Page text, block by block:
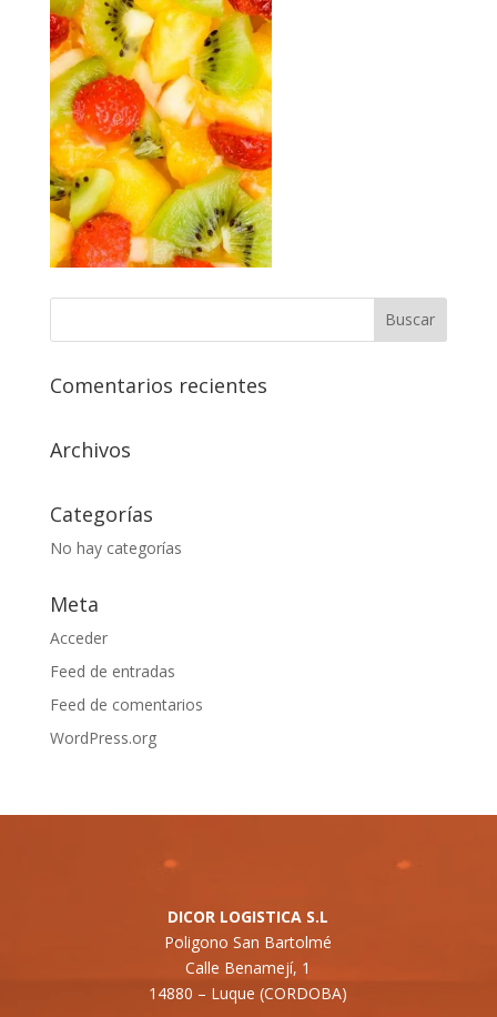
Comentarios recientes
Archivos
Categorías
No hay categorías
Meta
Acceder
Feed de entradas
Feed de comentarios
WordPress.org
DICOR LOGISTICA S.L
Poligono San Bartolmé
Calle Benamejí, 1
14880 – Luque (CORDOBA)